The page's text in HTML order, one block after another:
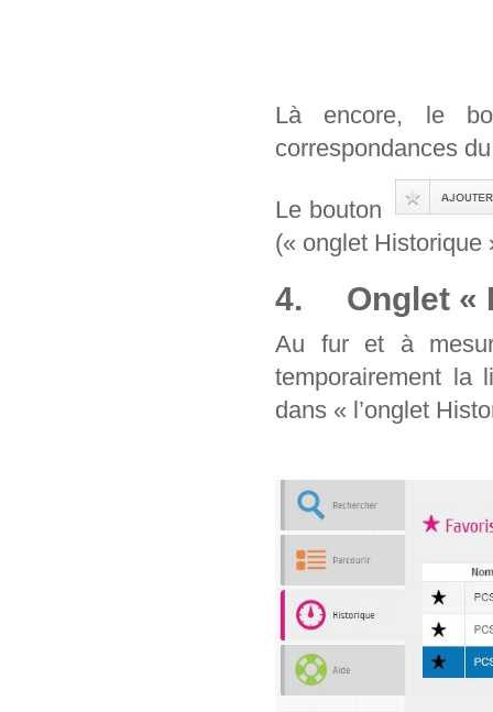
Là encore, le
correspondances
Le bouton
(« onglet Historique
4. Onglet «
Au fur et à
temporairement la
dans « l’onglet